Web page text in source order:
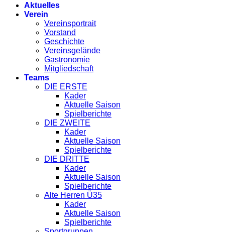
Aktuelles
Verein
Vereinsportrait
Vorstand
Geschichte
Vereinsgelände
Gastronomie
Mitgliedschaft
Teams
DIE ERSTE
Kader
Aktuelle Saison
Spielberichte
DIE ZWEITE
Kader
Aktuelle Saison
Spielberichte
DIE DRITTE
Kader
Aktuelle Saison
Spielberichte
Alte Herren Ü35
Kader
Aktuelle Saison
Spielberichte